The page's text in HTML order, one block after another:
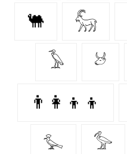
🐫 𓃵
𓅥 𓃾
👨‍👩‍👦‍👦
𓅙 𓅞